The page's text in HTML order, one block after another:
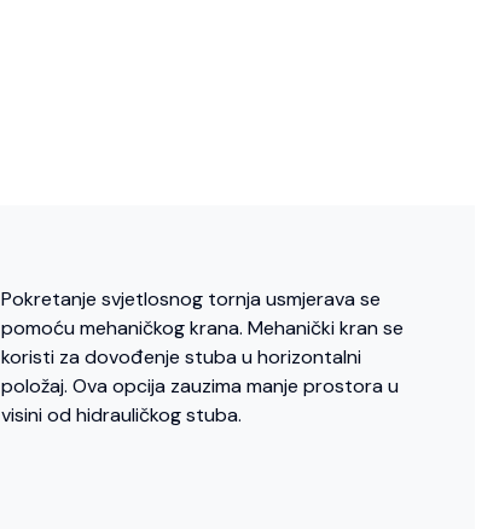
Pokretanje svjetlosnog tornja usmjerava se
pomoću mehaničkog krana. Mehanički kran se
koristi za dovođenje stuba u horizontalni
položaj. Ova opcija zauzima manje prostora u
visini od hidrauličkog stuba.